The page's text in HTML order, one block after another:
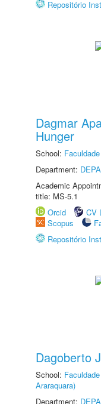
Repositório
Dagmar
Hunger
School:
Department:
Academic
title: MS-5.1
Orcid
CV
Scopus
Repositório
Dagoberto
School:
Araraquara)
Department: